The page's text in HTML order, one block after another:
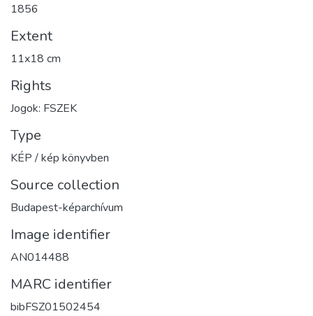
1856
Extent
11x18 cm
Rights
Jogok: FSZEK
Type
KÉP / kép könyvben
Source collection
Budapest-képarchívum
Image identifier
AN014488
MARC identifier
bibFSZ01502454